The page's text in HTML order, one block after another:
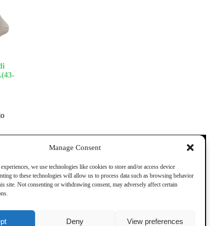
Manage Consent
we use technologies like cookies to store and/or access device
to these technologies will allow us to process data such as browsing behavior
site. Not consenting or withdrawing consent, may adversely affect certain
Deny View preferences
Dove ci trovi